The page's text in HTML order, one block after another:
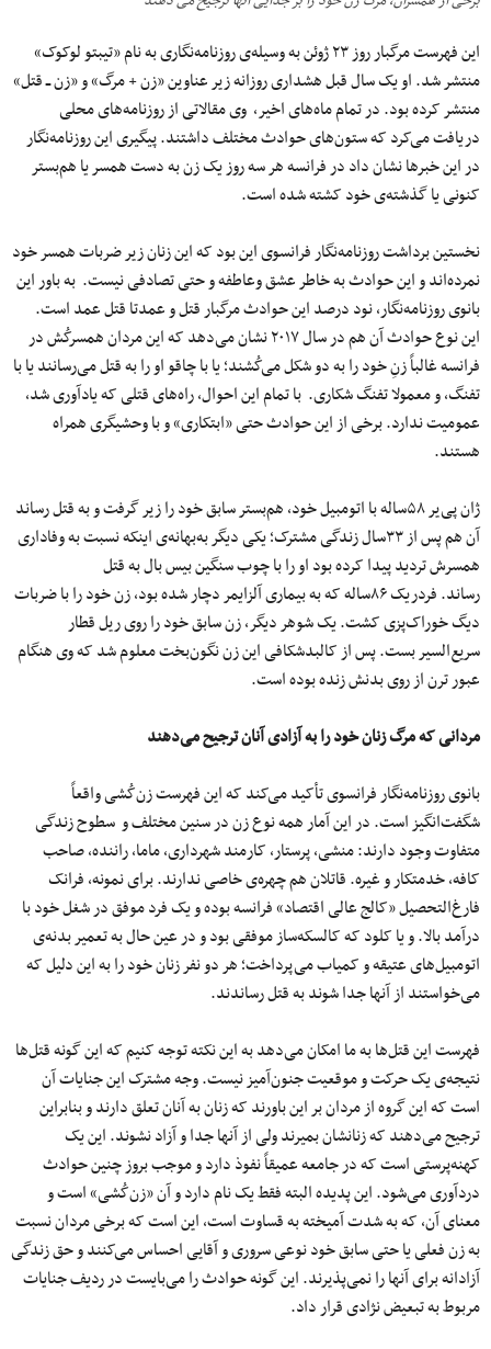
این فهرست مرگبار روز ۲۳ ژوئن به‌ وسیله‌ی روزنامه‌نگاری به ‌نام «تیبتو لوکوک»
منتشر شد. او یک سال قبل هشداری روزانه زیر عناوین «زن + مرگ» و «زن ــ قتل»
منتشر کرده بود. در تمام ماه‌های اخیر، وی مقالاتی از روزنامه‌های محلی
دریافت می‌کرد که ستون‌های حوادث مختلف داشتند. پیگیری این روزنامه‌نگار
در این خبرها نشان داد در فرانسه هر سه روز یک زن به دست همسر یا هم‌بستر
کنونی یا گذشته‌ی خود کشته شده است.
نخستین برداشت روزنامه‌نگار فرانسوی این بود که این زنان زیر ضربات همسر خود
نمرده‌اند و این حوادث به ‌خاطر عشق وعاطفه و حتی تصادفی نیست. به ‌باور این
بانوی روزنامه‌نگار، نود درصد این حوادث مرگبار قتل و عمدتا قتل ‌عمد است.
این نوع حوادث آن هم در سال ۲۰۱۷ نشان می‌دهد که این مردان همسرکُش در
فرانسه غالباً زنِ خود را به دو شکل می‌کُشند؛ یا با چاقو او را به قتل می‌رسانند یا با
تفنگ، و معمولا تفنگ شکاری‌. با تمام این احوال، راه‌های قتلی که یادآوری شد،
عمومیت ندارد. برخی از این حوادث حتی «ابتکاری» و با وحشیگری همراه
هستند.
ژان پی‌یر ۵۸ساله با اتومبیل خود، هم‌بستر سابق خود را زیر گرفت و به‌ قتل رساند
آن هم پس از ۳۳سال زندگی مشترک؛ یکی دیگر به‌بهانه‌ی اینکه نسبت به وفاداری
همسرش تردید پیدا کرده بود او را با چوب سنگین بیس بال به ‌قتل
رساند. فردریک ۸۶ساله که به بیماری آلزایمر دچار شده بود، زن خود را با ضربات
دیگ خوراک‌پزی کشت. یک شوهر دیگر، زن سابق خود را روی ریل قطار
سریع‌السیر بست. پس از کالبدشکافی این زن نگون‌بخت معلوم شد که وی هنگام
عبور ترن از روی بدنش زنده بوده است.
مردانی که مرگ زنان خود را به آزادی آنان ترجیح می‌دهند
بانوی روزنامه‌نگار فرانسوی تأکید می‌کند که این فهرست زن‌کُشی واقعاً
شگفت‌انگیز است. در این آمار همه نوع زن در سنین مختلف و سطوح زندگی
متفاوت وجود دارند: منشی، پرستار، کارمند شهرداری، ماما، راننده‌، صاحب
کافه‌، خدمتکار و غیره. قاتلان هم چهره‌ی خاصی ندارند. برای نمونه، فرانک
فارغ‌التحصیل «کالج عالی اقتصاد» فرانسه بوده و یک فرد موفق در شغل خود با
درآمد بالا. و یا کلود که کالسکه‌ساز موفقی بود و در عین حال به تعمیر بدنه‌ی
اتومبیل‌های عتیقه و کمیاب می‌پرداخت؛ هر دو نفر زنان خود را به این دلیل که
می‌خواستند از آنها جدا شوند به ‌قتل رساندند.
فهرست این قتل‌ها به ما امکان می‌دهد به این نکته توجه کنیم که این گونه قتل‌ها
نتیجه‌ی یک حرکت و موقعیت جنون‌آمیز نیست. وجه مشترک این جنایات آن
است که این گروه از مردان بر این باورند که زنان به آنان تعلق دارند و بنابراین
ترجیح می‌دهند که زنانشان بمیرند ولی از آنها جدا و آزاد نشوند. این یک
کهنه‌پرستی است که در جامعه عمیقاً نفوذ دارد و موجب بروز چنین حوادث
دردآوری می‌شود. این پدیده البته فقط یک نام دارد و آن «زن‌کُشی» است و
معنای آن، که به شدت آمیخته به قساوت است، این است که برخی مردان نسبت
به زن فعلی یا حتی سابق خود نوعی سروری و آقایی احساس می‌کنند و حق زندگی
آزادانه برای آنها را نمی‌پذیرند. این گونه حوادث را می‌بایست در ردیف جنایات
مربوط به تبعیض نژادی قرار داد.